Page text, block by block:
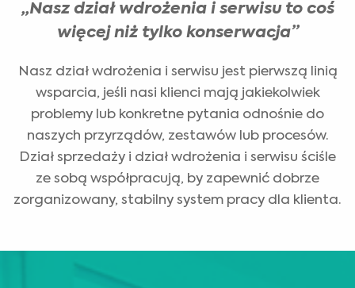
„Nasz dział wdrożenia i serwisu to coś
więcej niż tylko konserwacja”
Nasz dział wdrożenia i serwisu jest pierwszą linią
wsparcia, jeśli nasi klienci mają jakiekolwiek
problemy lub konkretne pytania odnośnie do
naszych przyrządów, zestawów lub procesów.
Dział sprzedaży i dział wdrożenia i serwisu ściśle
ze sobą współpracują, by zapewnić dobrze
zorganizowany, stabilny system pracy dla klienta.